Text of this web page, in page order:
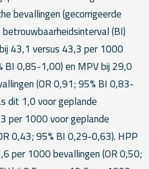
bevallingen (gecorrigeerde
(BI)
43,1 versus 43,3 per 1000
BI 0,85-1,00) en MPV bij 29,0
(OR 0,91; 95% BI 0,83-
dit 1,0 voor geplande
per 1000 voor geplande
0,43; 95% BI 0,29-0,63). HPP
per 1000 bevallingen (OR 0,50;